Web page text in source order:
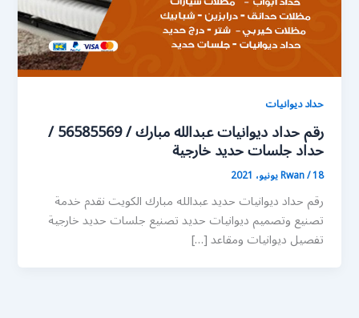
حداد ديوانيات
رقم حداد ديوانيات عبدالله مبارك / 56585569 /
حداد جلسات حديد خارجية
Rwan/18 يونيو، 2021
رقم حداد ديوانيات حديد عبدالله مبارك الكويت نقدم خدمة
تصنيع وتصميم ديوانيات حديد تصنيع جلسات حديد خارجية
تفصيل ديوانيات ومقاعد […]